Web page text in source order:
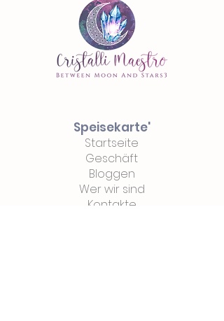
Speisekarte'
Startseite
Geschäft
Bloggen
Wer wir sind
Kontakte